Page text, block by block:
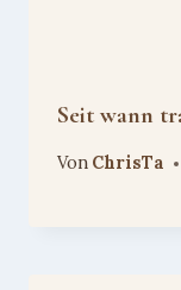
Seit wann
Von ChrisTa